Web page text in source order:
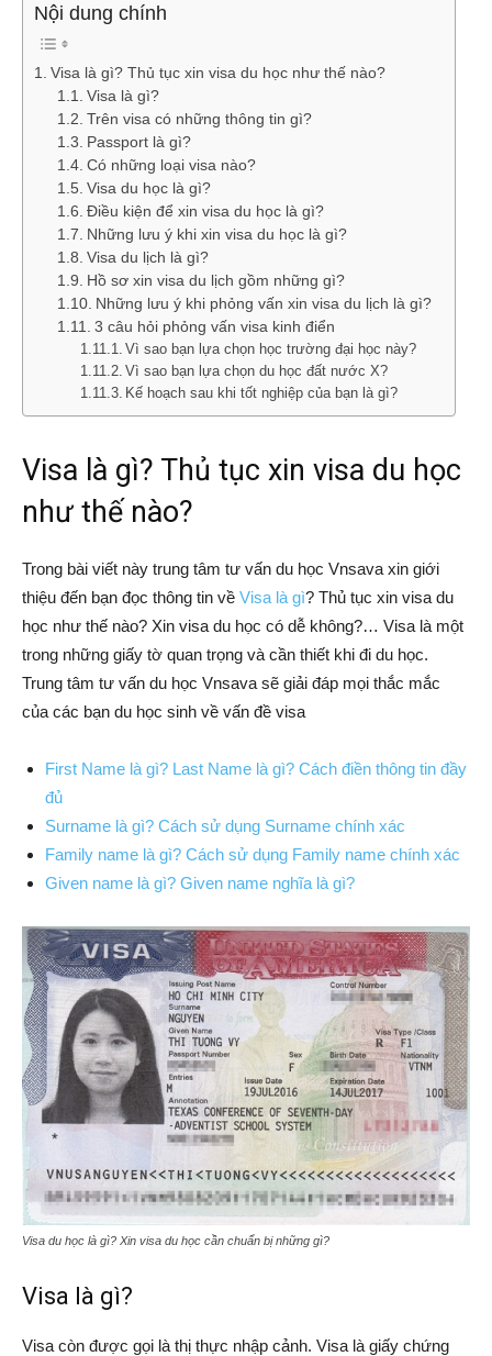
Nội dung chính
Visa là gì? Thủ tục xin visa du học như thế nào?
Visa là gì?
Trên visa có những thông tin gì?
Passport là gì?
Có những loại visa nào?
Visa du học là gì?
Điều kiện để xin visa du học là gì?
Những lưu ý khi xin visa du học là gì?
Visa du lịch là gì?
Hồ sơ xin visa du lịch gồm những gì?
Những lưu ý khi phỏng vấn xin visa du lịch là gì?
3 câu hỏi phỏng vấn visa kinh điển
Vì sao bạn lựa chọn học trường đại học này?
Vì sao bạn lựa chọn du học đất nước X?
Kế hoạch sau khi tốt nghiệp của bạn là gì?
Visa là gì? Thủ tục xin visa du học
như thế nào?
Trong bài viết này trung tâm tư vấn du học Vnsava xin giới
thiệu đến bạn đọc thông tin về Visa là gì? Thủ tục xin visa du
học như thế nào? Xin visa du học có dễ không?… Visa là một
trong những giấy tờ quan trọng và cần thiết khi đi du học.
Trung tâm tư vấn du học Vnsava sẽ giải đáp mọi thắc mắc
của các bạn du học sinh về vấn đề visa
First Name là gì? Last Name là gì? Cách điền thông tin đầy
đủ
Surname là gì? Cách sử dụng Surname chính xác
Family name là gì? Cách sử dụng Family name chính xác
Given name là gì? Given name nghĩa là gì?
Visa du học là gì? Xin visa du học cần chuẩn bị những gì?
Visa là gì?
Visa còn được gọi là thị thực nhập cảnh. Visa là giấy chứng